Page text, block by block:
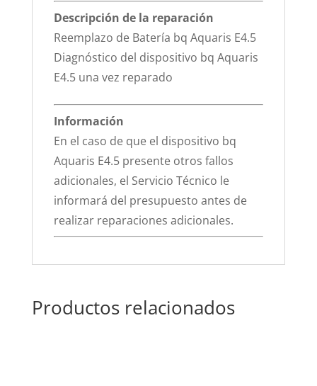
Descripción de la reparación
Reemplazo de Batería bq Aquaris E4.5
Diagnóstico del dispositivo bq Aquaris
E4.5 una vez reparado
Información
En el caso de que el dispositivo bq
Aquaris E4.5 presente otros fallos
adicionales, el Servicio Técnico le
informará del presupuesto antes de
realizar reparaciones adicionales.
Productos relacionados